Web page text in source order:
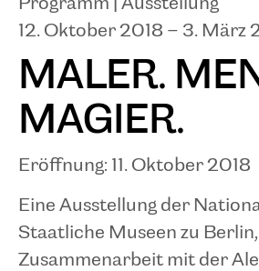
12. Oktober 2018 – 3. März
MALER.
MAGIER.
Eröffnung: 11. Oktober 2018
Eine Ausstellung der
Staatliche Museen zu
Zusammenarbeit mit der